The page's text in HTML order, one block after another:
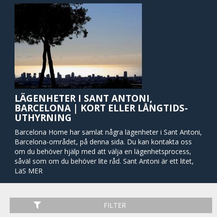
LÄGENHETER I SANT ANTONI,
BARCELONA | KORT ELLER LÅNGTIDS-
UTHYRNING
Barcelona Home har samlat några lägenheter i Sant Antoni,
Barcelona-området, på denna sida. Du kan kontakta oss
om du behöver hjälp med att välja en lägenhetsprocess,
såväl som om du behöver lite råd. Sant Antoni är ett litet,
lugnt och mysigt grannskap, området ligger på västra sidan
till den perfekta platsen att hyra en lägenhet. Lägenheter i
Sant Antoni ligger mycket nära hjärtat av den katalanska
LäS MER
FILTER